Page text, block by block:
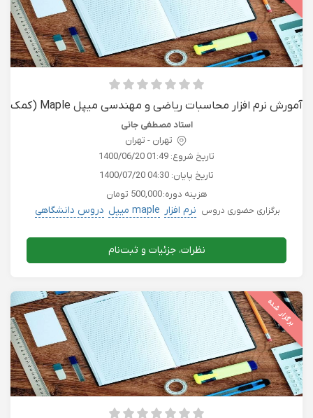
آمورش نرم افزار محاسبات ریاضی و مهندسی میپل Maple (کمک
به آموزش ریاضیات)
استاد مصطفی جانی
تهران - تهران
تاریخ شروع: 1400/06/20 01:49
تاریخ پایان: 1400/07/20 04:30
هزینه دوره:500,000 تومان
برگزاری حضوری دروس نرم افزار maple میپل دروس دانشگاهی
نظرات، جزئیات و ثبت‌نام
برگزار شده